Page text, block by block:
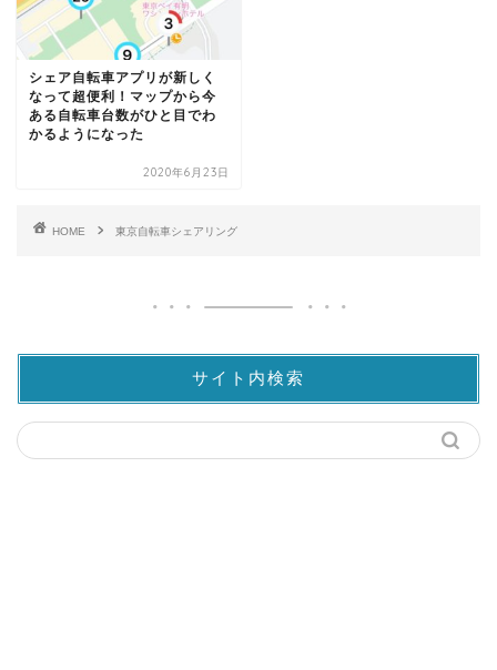
シェア自転車アプリが新しく
なって超便利！マップから今
ある自転車台数がひと目でわ
かるようになった
2020年6月23日
HOME 東京自転車シェアリング
サイト内検索